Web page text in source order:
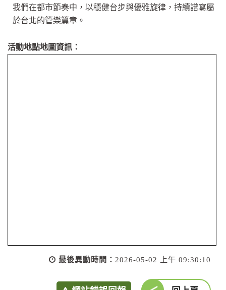
我們在都市節奏中，以穩健台步與優雅旋律，持續譜寫屬
於台北的管樂篇章。
活動地點地圖資訊：
最後異動時間： 2026-05-02 上午 09:30:10